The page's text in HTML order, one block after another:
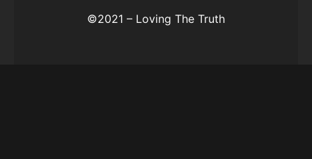
©2021 – Loving The Truth